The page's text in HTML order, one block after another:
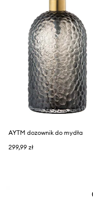
AYTM dozownik do mydła
299,99 zł